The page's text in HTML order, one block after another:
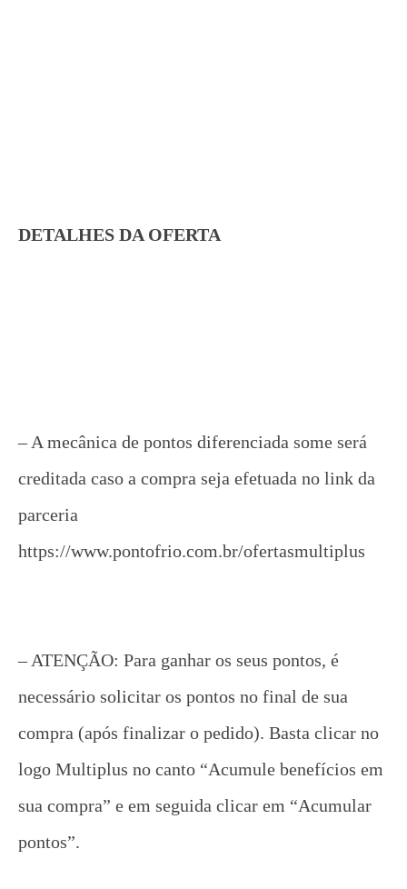
DETALHES DA OFERTA
– A mecânica de pontos diferenciada some será
creditada caso a compra seja efetuada no link da
parceria
https://www.pontofrio.com.br/ofertasmultiplus
– ATENÇÃO: Para ganhar os seus pontos, é
necessário solicitar os pontos no final de sua
compra (após finalizar o pedido). Basta clicar no
logo Multiplus no canto “Acumule benefícios em
sua compra” e em seguida clicar em “Acumular
pontos”.